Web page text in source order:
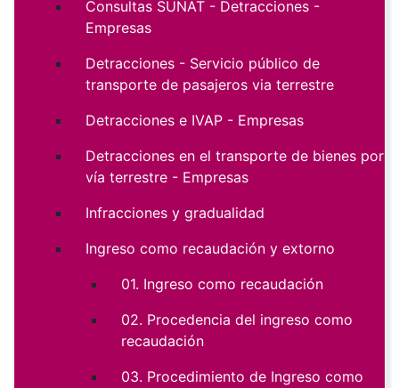
Consultas SUNAT - Detracciones -
Empresas
Detracciones - Servicio público de
transporte de pasajeros via terrestre
Detracciones e IVAP - Empresas
Detracciones en el transporte de bienes por
vía terrestre - Empresas
Infracciones y gradualidad
Ingreso como recaudación y extorno
01. Ingreso como recaudación
02. Procedencia del ingreso como
recaudación
03. Procedimiento de Ingreso como